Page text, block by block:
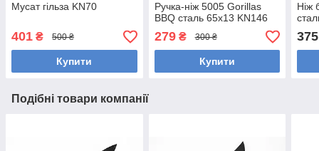
Мусат гільза KN70
401 ₴ 500 ₴
Купити
Ручка-ніж 5005 Gorillas
BBQ сталь 65х13 KN146
279₴ 300 ₴
Купити
Ніж
375
Подібні товари компанії